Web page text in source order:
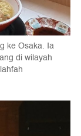
ke Osaka. Ia
di wilayah